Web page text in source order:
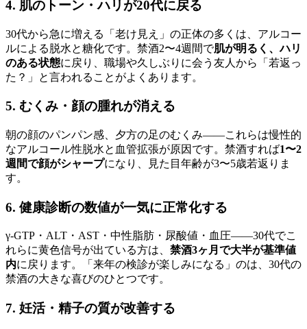
4. 肌のトーン・ハリが20代に戻る
30代から急に増える「老け見え」の正体の多くは、アルコー
ルによる脱水と糖化です。禁酒2〜4週間で肌が明るく、ハリ
のある状態に戻り、職場や久しぶりに会う友人から「若返っ
た？」と言われることがよくあります。
5. むくみ・顔の腫れが消える
朝の顔のパンパン感、夕方の足のむくみ――これらは慢性的
なアルコール性脱水と血管拡張が原因です。禁酒すれば1〜2
週間で顔がシャープになり、見た目年齢が3〜5歳若返りま
す。
6. 健康診断の数値が一気に正常化する
γ-GTP・ALT・AST・中性脂肪・尿酸値・血圧――30代でこ
れらに黄色信号が出ている方は、 禁酒3ヶ月で大半が基準値
内に戻ります。「来年の検診が楽しみになる」のは、30代の
禁酒の大きな喜びのひとつです。
7. 妊活・精子の質が改善する